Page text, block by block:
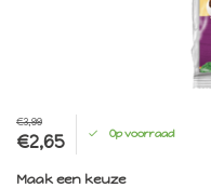
€3,99
€2,65 Op voorraad
Maak een keuze